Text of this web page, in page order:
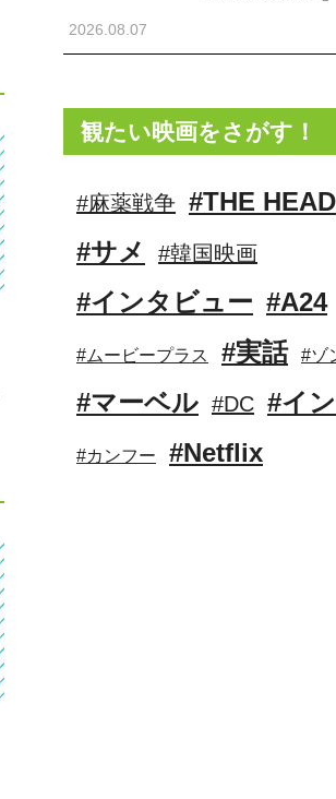
2026.08.07
観たい映画をさがす！
#麻薬戦争 #THE HEAD
#サメ
#韓国映画
#インタビュー #A24
#ムービープラス #実話 #ゾ
#マーベル #DC #イ
#カンフー #Netflix